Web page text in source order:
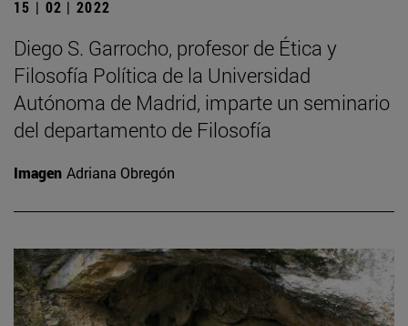
15 | 02 | 2022
Diego S. Garrocho, profesor de Ética y
Filosofía Política de la Universidad
Autónoma de Madrid, imparte un seminario
del departamento de Filosofía
Imagen Adriana Obregón